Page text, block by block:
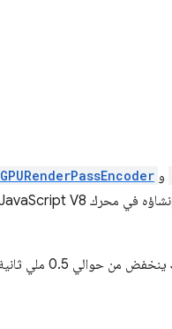
و GPURenderPassEncoder